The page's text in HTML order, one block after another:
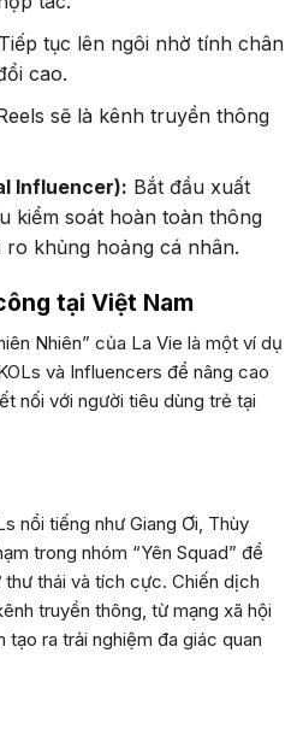
Tiếp tục lên ngôi nhờ tính chân
cao.
sẽ là kênh truyền thông
Influencer): Bắt đầu xuất
kiểm soát hoàn toàn thông
ro khủng hoảng cá nhân.
tại Việt Nam
Nhiên” của La Vie là một ví dụ
và Influencers để nâng cao
nối với người tiêu dùng trẻ tại
nổi tiếng như Giang Ơi, Thùy
trong nhóm “Yên Squad” để
thái và tích cực. Chiến dịch
truyền thông, từ mạng xã hội
ra trải nghiệm đa giác quan